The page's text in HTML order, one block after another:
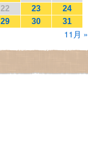
22 23
24
29 30 31
11月 »